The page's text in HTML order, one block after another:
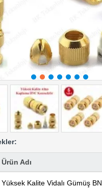
Ürün Adı
Yüksek Kalite Vidalı Gümüş